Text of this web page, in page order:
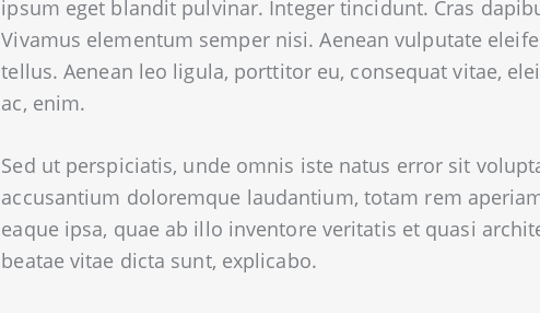
ipsum eget blandit pulvinar. Integer tincidunt. Cras
Vivamus elementum semper nisi. Aenean vulputate
tellus. Aenean leo ligula, porttitor eu, consequat vitae,
ac, enim.
Sed ut perspiciatis, unde omnis iste natus error sit
accusantium doloremque laudantium, totam rem
eaque ipsa, quae ab illo inventore veritatis et quasi
beatae vitae dicta sunt, explicabo.